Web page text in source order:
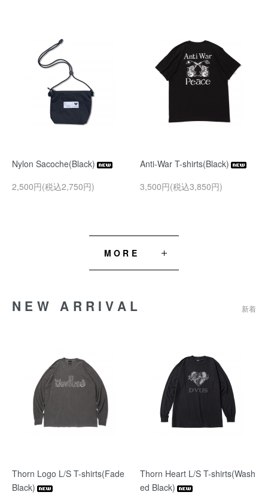
Nylon Sacoche(Black)
2,500円(税込2,750円)
Anti-War T-shirts(Black)
3,500円(税込3,850円)
MORE
NEW ARRIVAL 新着
Thorn Logo L/S T-shirts(Fade
Black)
Thorn Heart L/S T-shirts(Wash
ed Black)